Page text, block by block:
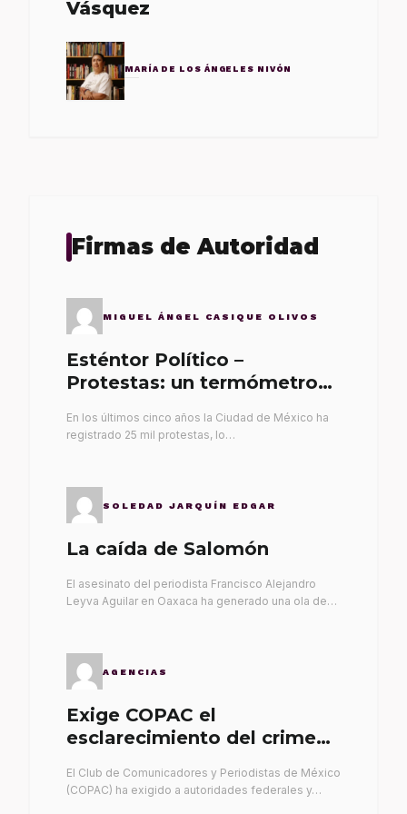
Vásquez
MARÍA DE LOS ÁNGELES NIVÓN
Firmas de Autoridad
MIGUEL ÁNGEL CASIQUE OLIVOS
Esténtor Político –
Protestas: un termómetro
En los últimos cinco años la Ciudad de México ha
registrado 25 mil protestas, lo…
SOLEDAD JARQUÍN EDGAR
La caída de Salomón
El asesinato del periodista Francisco Alejandro
Leyva Aguilar en Oaxaca ha generado una ola de…
AGENCIAS
Exige COPAC el
esclarecimiento del crimen
El Club de Comunicadores y Periodistas de México
(COPAC) ha exigido a autoridades federales y…